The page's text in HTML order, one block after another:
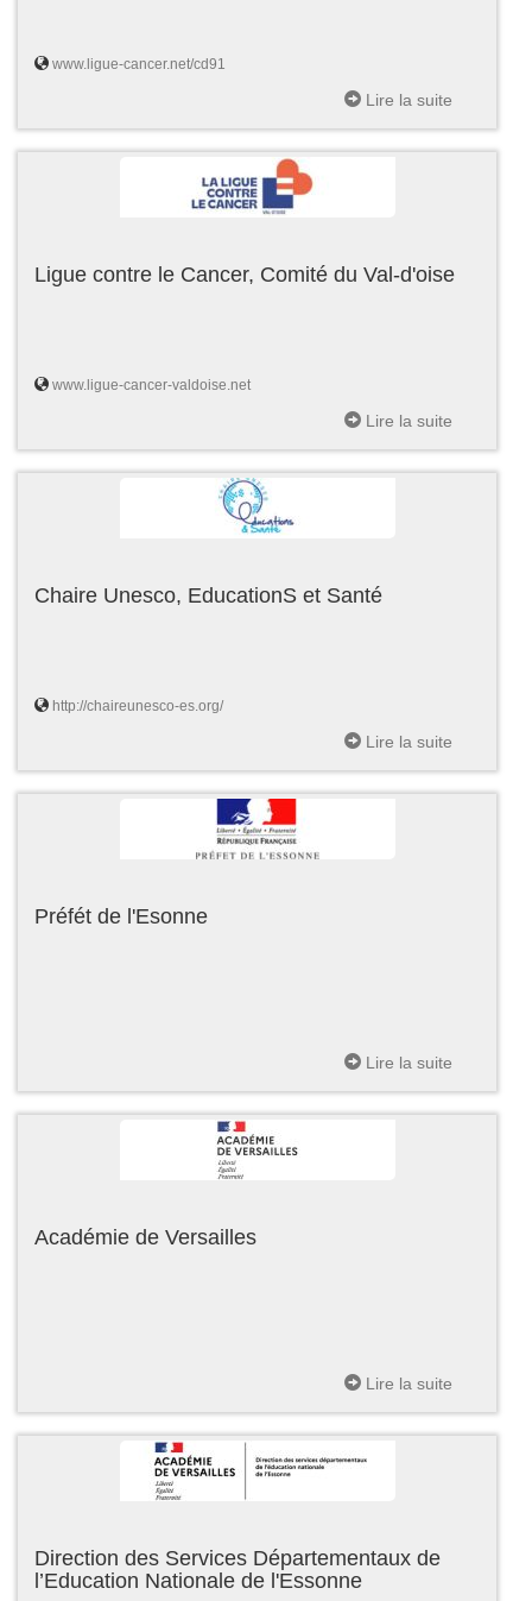
www.ligue-cancer.net/cd91
Lire la suite
Ligue contre le Cancer, Comité du Val-d'oise
www.ligue-cancer-valdoise.net
Lire la suite
Chaire Unesco, EducationS et Santé
http://chaireunesco-es.org/
Lire la suite
Préfét de l'Esonne
Lire la suite
Académie de Versailles
Lire la suite
Direction des Services Départementaux de
l’Education Nationale de l'Essonne